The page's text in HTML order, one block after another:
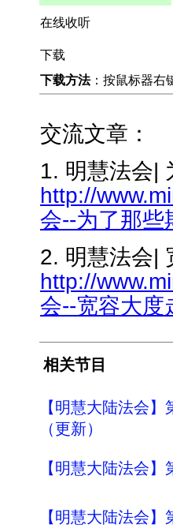
在线收听
下载
下载方法：按鼠标器右
交流文章：
1. 明慧法会|
http://
会--为了那些
2. 明慧法会|
http://
会--宽容大度
相关节目
【明慧大陆法会
（更新）
【明慧大陆法会
【明慧大陆法会